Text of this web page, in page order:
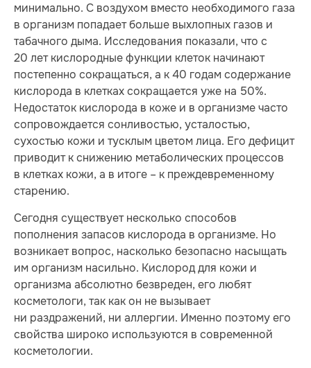
минимально. С воздухом вместо необходимого газа
в организм попадает больше выхлопных газов и
табачного дыма. Исследования показали, что с
20 лет кислородные функции клеток начинают
постепенно сокращаться, а к 40 го­дам содержание
кислорода в клет­ках сокращается уже на 50%.
Недостаток кислорода в коже и в организме часто
сопровождается сонливостью, усталостью,
сухостью кожи и тусклым цветом лица. Его дефицит
приводит к снижению метаболических процессов
в клетках кожи, а в итоге – к преждевременному
старению.
Сегодня существует несколько способов
пополнения запасов кислорода в организме. Но
возникает вопрос, насколько безопасно насыщать
им организм насильно. Кислород для кожи и
организма абсолютно безвреден, его любят
косметологи, так как он не вызывает
ни раздражений, ни аллергии. Именно поэтому его
свойства широко используются в современной
косметологии.